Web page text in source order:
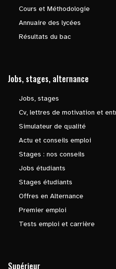
Cours et Méthodologie
Annuaire des lycées
Résultats du bac
Jobs, stages, alternance
Jobs, stages
Cv, lettres de motivation et
Simulateur de qualité
Actu et conseils emploi
Stages : nos conseils
Jobs étudiants
Stages étudiants
Offres en Alternance
Premier emploi
Tests emploi et carrière
Supérieur